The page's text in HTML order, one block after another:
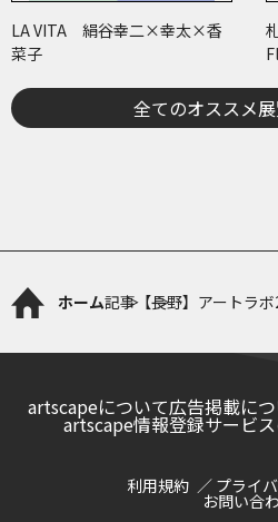
LA VITA 絹谷幸二×幸太×香
菜子
全てのオススメ
ホーム記事【長野】アートラ
artscapeについて広告掲載に
artscape情報登録サービ
利用規約 プライ
お問い合